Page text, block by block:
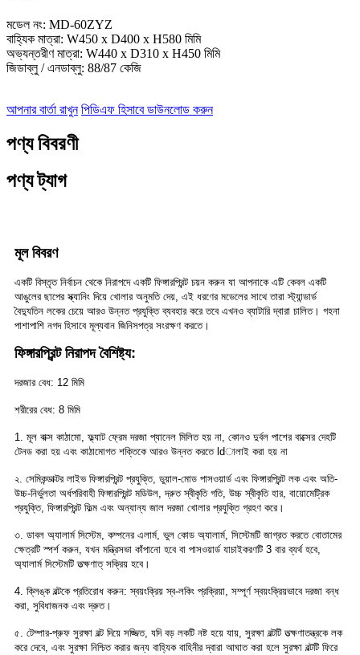
মডেল নং: MD-60ZYZ
বাহ্যিক মাত্রা: W450 x D400 x H580 মিমি
অভ্যন্তরীণ মাত্রা: W440 x D310 x H450 মিমি
জিডাব্লু / এনডাব্লু: 88/87 কেজি
আপনার বার্তা রাখুন পিডিএফ হিসাবে ডাউনলোড করুন
পণ্য বিবরণী
পণ্য ট্যাগ
মূল বিবরণ
একটি বিস্তৃত নির্বাচন থেকে নিরাপদে একটি ফিঙ্গারপ্রিন্ট চয়ন করুন যা আপনাকে এটি কেবল একটি
আঙুলের ছাপের স্ক্যানিং দিয়ে খোলার অনুমতি দেয়, এই ধরণের মডেলের সাথে তারা স্ট্যান্ডার্ড
বৈদ্যুতিন লকের চেয়ে আরও উন্নত প্রযুক্তি ব্যবহার করে তবে এখনও ব্যাটারি দ্বারা চালিত। গহনা
পাশাপাশি নগদ হিসাবে মূল্যবান জিনিসপত্র সংরক্ষণ করতে।
ফিঙ্গারপ্রিন্ট নিরাপদ বৈশিষ্ট্য:
দরজার বেধ: 12 মিমি
শরীরের বেধ: 8 মিমি
1. মূল বাক্স কাঠামো, ফ্ল্যাট ফ্রেম দরজা প্যানেল মিলিত হয় না, কোনও দুর্বল পাশের বাক্সের দেহটি
টেনড করা হয় এবং কাঠামোগত শক্তিকে আরও উন্নত করতে ldালাই করা হয় না
২. সেমিকন্ডাক্টর লাইভ ফিঙ্গারপ্রিন্ট প্রযুক্তি, ডুয়াল-মোড পাসওয়ার্ড এবং ফিঙ্গারপ্রিন্ট লক এবং অতি-
উচ্চ-নির্ভুলতা অর্ধপরিবাহী ফিঙ্গারপ্রিন্ট মডিউল, দ্রুত স্বীকৃতি গতি, উচ্চ স্বীকৃতি হার, বায়োমেট্রিক
প্রযুক্তি, ফিঙ্গারপ্রিন্ট ফিল্ম এবং অন্যান্য জাল দরজা খোলার প্রযুক্তি গ্রহণ করে।
৩. ডাবল অ্যালার্ম সিস্টেম, কম্পনের এলার্ম, ভুল কোড অ্যালার্ম, সিস্টেমটি জাগ্রত করতে বোতামের
ক্ষেত্রটি স্পর্শ করুন, যখন মন্ত্রিসভা কাঁপানো হবে বা পাসওয়ার্ড যাচাইকরণটি 3 বার ব্যর্থ হবে,
অ্যালার্ম সিস্টেমটি তত্ক্ষণাত্ সক্রিয় হবে।
4. ক্লিঙ্ক বল্টকে প্রতিরোধ করুন: স্বয়ংক্রিয় স্ব-লকিং প্রক্রিয়া, সম্পূর্ণ স্বয়ংক্রিয়ভাবে দরজা বন্ধ
করা, সুবিধাজনক এবং দ্রুত।
৫. টেম্পার-প্রুফ সুরক্ষা বল্ট দিয়ে সজ্জিত, যদি বড় লকটি নষ্ট হয়ে যায়, সুরক্ষা বল্টটি তত্ক্ষণাতন্ত্রকে লক
করে দেবে, এবং সুরক্ষা নিশ্চিত করার জন্য বাহ্যিক বাহিনীর দ্বারা আঘাত করা হলে সুরক্ষা বল্টটি ফিরে